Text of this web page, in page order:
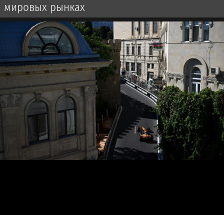
мировых рынках